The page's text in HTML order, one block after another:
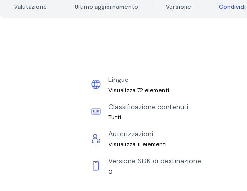
Valutazione Ultimo aggiornamento Versione Condividi
Lingue
Visualizza 72 elementi
Classificazione contenuti
Tutti
Autorizzazioni
Visualizza 11 elementi
Versione SDK di destinazione
0